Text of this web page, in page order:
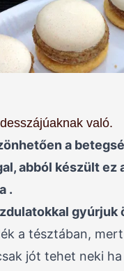
való.
a
abból készült ez
.
gyúrjuk
a tésztában,
jót tehet neki